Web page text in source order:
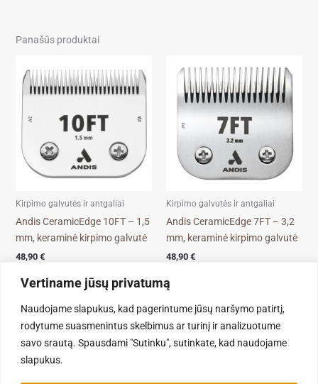
Vertiname jūsų privatumą
Naudojame slapukus, kad pagerintume jūsų naršymo patirtį,
rodytume suasmenintus skelbimus ar turinį ir analizuotume
savo srautą. Spausdami "Sutinku", sutinkate, kad naudojame
slapukus.
Panašūs produktai
Kirpimo galvutės ir antgaliai
Andis CeramicEdge 10FT – 1,5
mm, keraminė kirpimo galvutė
48,90€
Į KREPŠELĮ
Kirpimo galvutės ir antgaliai
Andis CeramicEdge 7FT – 3,2
mm, keraminė kirpimo galvutė
48,90 €